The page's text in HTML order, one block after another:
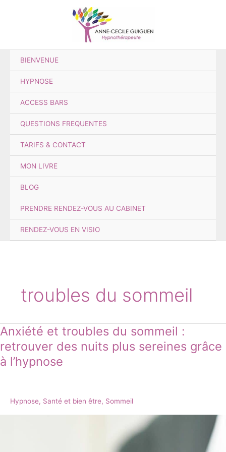
BIENVENUE
HYPNOSE
ACCESS BARS
QUESTIONS FREQUENTES
TARIFS & CONTACT
MON LIVRE
BLOG
PRENDRE RENDEZ-VOUS AU CABINET
RENDEZ-VOUS EN VISIO
troubles du sommeil
Anxiété et troubles du sommeil :
retrouver des nuits plus sereines grâce
à l’hypnose
Hypnose, Santé et bien être, Sommeil
Anxiété
troubles
du